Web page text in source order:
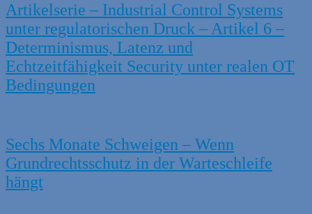
Artikelserie – Industrial Control Systems
unter regulatorischen Druck – Artikel 6 –
Determinismus, Latenz und
Echtzeitfähigkeit Security unter realen OT
Bedingungen
Sechs Monate Schweigen – Wenn
Grundrechtsschutz in der Warteschleife
hängt